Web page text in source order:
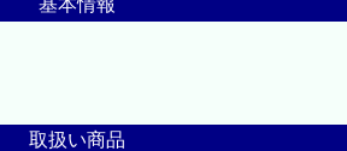
基本情報
取扱い商品